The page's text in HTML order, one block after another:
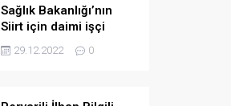
Sağlık Bakanlığı’nın
Siirt için daimi işçi
kuraları çekildi.
29.12.2022 0